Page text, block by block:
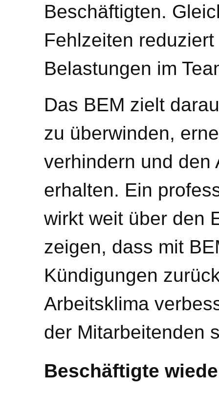
Beschäftigten.
Fehlzeiten
Belastungen im
Das BEM zielt
zu überwinden,
verhindern und den
erhalten. Ein
wirkt weit über den
zeigen, dass mit
Kündigungen
Arbeitsklima
der Mitarbeitenden
Beschäftigte